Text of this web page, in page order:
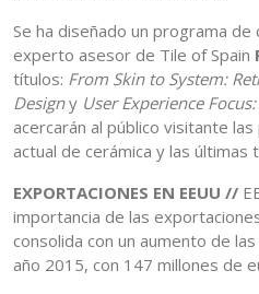
Se ha diseñado un programa de
experto asesor de Tile of Spain
títulos: From Skin to System:
Designy User Experience
acercarán al público visitante
actual de cerámica y las últimas
EXPORTACIONES EN EEUU //
importancia de las
consolida con un aumento de
año 2015, con 147 millones de